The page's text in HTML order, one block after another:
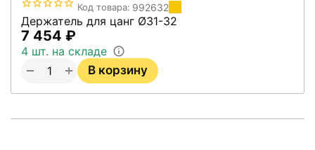
Код товара: 992632
Держатель для цанг Ø31-32
7 454 ₽
4 шт. на складе
+
− В корзину